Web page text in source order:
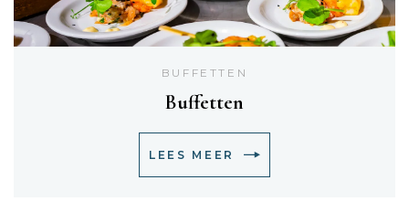
BUFFETTEN
Buffetten
LEES MEER